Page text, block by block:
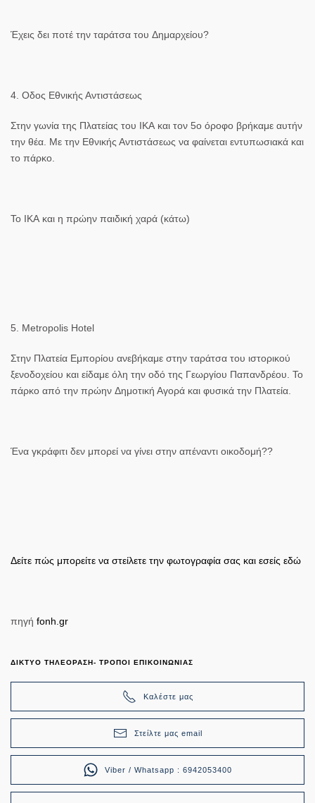
Έχεις δει ποτέ την ταράτσα του Δημαρχείου?
4. Οδος Εθνικής Αντιστάσεως
Στην γωνία της Πλατείας του ΙΚΑ και τον 5ο όροφο βρήκαμε αυτήν
την θέα. Με την Εθνικής Αντιστάσεως να φαίνεται εντυπωσιακά και
το πάρκο.
Το ΙΚΑ και η πρώην παιδική χαρά (κάτω)
5. Metropolis Hotel
Στην Πλατεία Εμπορίου ανεβήκαμε στην ταράτσα του ιστορικού
ξενοδοχείου και είδαμε όλη την οδό της Γεωργίου Παπανδρέου. Το
πάρκο από την πρώην Δημοτική Αγορά και φυσικά την Πλατεία.
Ένα γκράφιτι δεν μπορεί να γίνει στην απέναντι οικοδομή??
Δείτε πώς μπορείτε να στείλετε την φωτογραφία σας και εσείς εδώ
πηγή fonh.gr
ΔΙΚΤΥΟ ΤΗΛΕΟΡΑΣΗ- ΤΡΟΠΟΙ ΕΠΙΚΟΙΝΩΝΙΑΣ
Καλέστε μας
Στείλτε μας email
Viber / Whatsapp : 6942053400